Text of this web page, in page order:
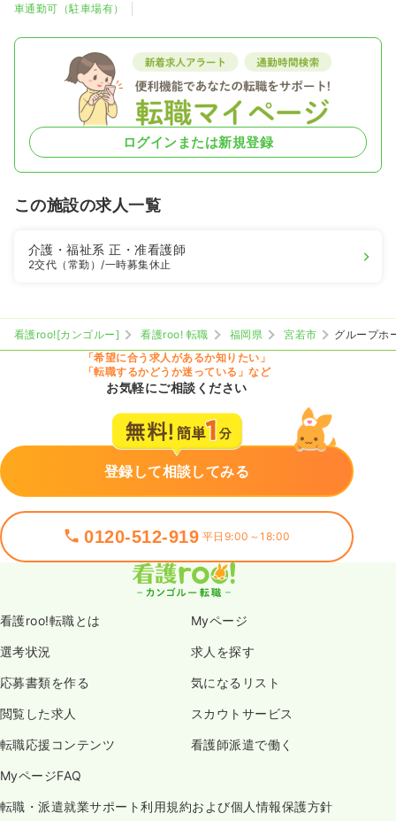
車通勤可（駐車場有）
ログインまたは新規登録
この施設の求人一覧
介護・福祉系正・准看護師
2交代（常勤）/一時募集休止
看護roo![カンゴルー] 看護roo! 転職 福岡県 宮若市
グループホ
「希望に合う求人があるか知りたい」
「転職するかどうか迷っている」など
お気軽にご相談ください
登録して相談してみる
0120-512-919 平日9:00～18:00
看護roo!転職とは Myページ
選考状況 求人を探す
応募書類を作る 気になるリスト
閲覧した求人 スカウトサービス
転職応援コンテンツ 看護師派遣で働く
MyページFAQ
転職・派遣就業サポート利用規約および個人情報保護方針